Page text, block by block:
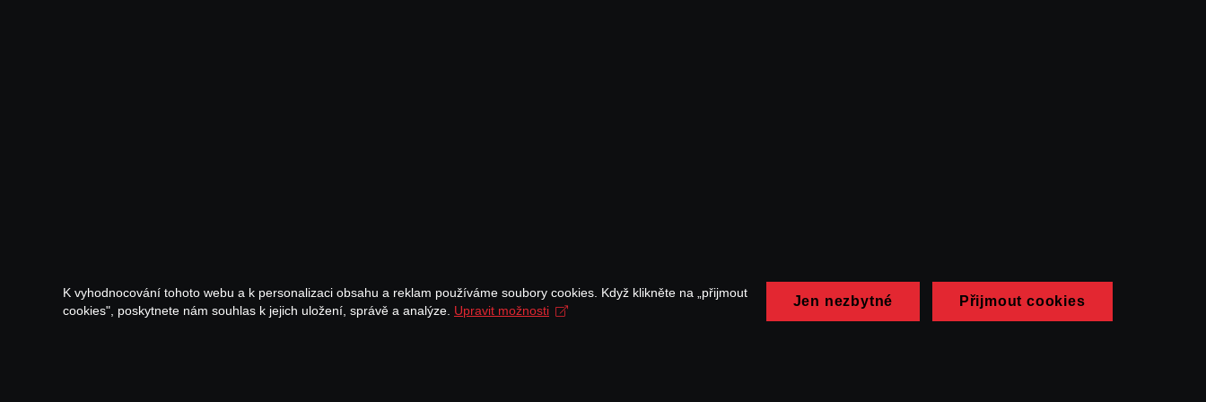
K vyhodnocování tohoto webu a k personalizaci obsahu a reklam používáme soubory cookies. Když klikněte na „přijmout
cookies", poskytnete nám souhlas k jejich uložení, správě a analýze. Upravit možnosti
Jen nezbytné Přijmout cookies